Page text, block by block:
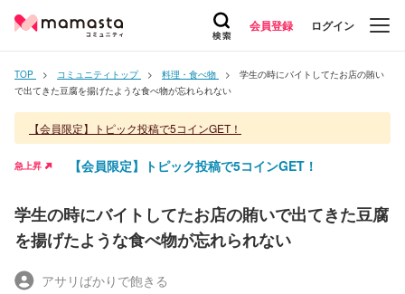
会員登録 ログイン
TOP コミュニティトップ 料理・食べ物
学生の時にバイトしてたお店の賄い
で出てきた豆腐を揚げたような食べ物が忘れられない
【会員限定】トピック投稿で5コインGET！
急上昇 【会員限定】トピック投稿で5コインGET！
学生の時にバイトしてたお店の賄いで出てきた豆腐
を揚げたような食べ物が忘れられない
アサリばかりで飽きる